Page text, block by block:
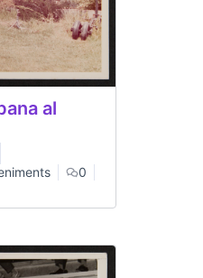
al
participant
0